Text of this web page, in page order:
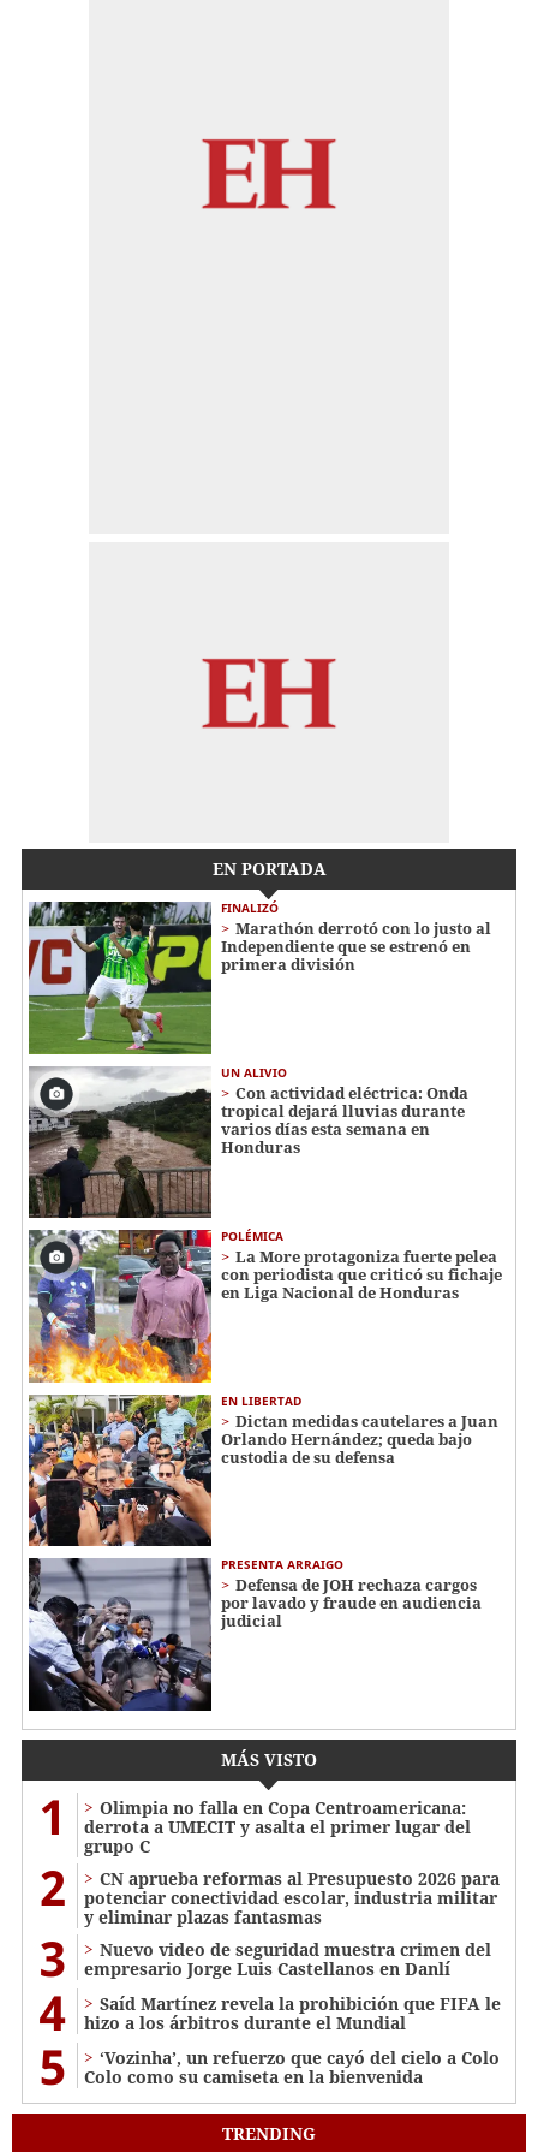
EN PORTADA
FINALIZÓ
Marathón derrotó con lo justo al
Independiente que se estrenó en
primera división
UN ALIVIO
Con actividad eléctrica: Onda
tropical dejará lluvias durante
varios días esta semana en
Honduras
POLÉMICA
La More protagoniza fuerte pelea
con periodista que criticó su fichaje
en Liga Nacional de Honduras
EN LIBERTAD
Dictan medidas cautelares a Juan
Orlando Hernández; queda bajo
custodia de su defensa
PRESENTA ARRAIGO
Defensa de JOH rechaza cargos
por lavado y fraude en audiencia
judicial
MÁS VISTO
1
Olimpia no falla en Copa Centroamericana:
derrota a UMECIT y asalta el primer lugar del
grupo C
2
CN aprueba reformas al Presupuesto 2026 para
potenciar conectividad escolar, industria militar
y eliminar plazas fantasmas
3
Nuevo video de seguridad muestra crimen del
empresario Jorge Luis Castellanos en Danlí
4
Saíd Martínez revela la prohibición que FIFA le
hizo a los árbitros durante el Mundial
5
‘Vozinha’, un refuerzo que cayó del cielo a Colo
Colo como su camiseta en la bienvenida
TRENDING